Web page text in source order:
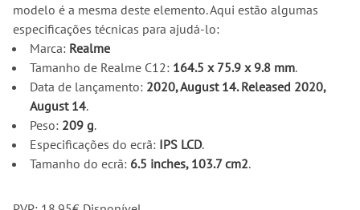
modelo é a mesma deste elemento. Aqui estão algumas
especificações técnicas para ajudá-lo:
Marca: Realme
Tamanho de Realme C12: 164.5 x 75.9 x 9.8 mm.
Data de lançamento: 2020, August 14. Released 2020,
August 14.
Peso: 209 g.
Especificações do ecrã: IPS LCD.
Tamanho do ecrã: 6.5 inches, 103.7 cm2.